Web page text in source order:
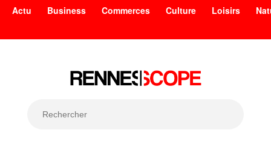
Actu Business Commerces Culture Loisirs